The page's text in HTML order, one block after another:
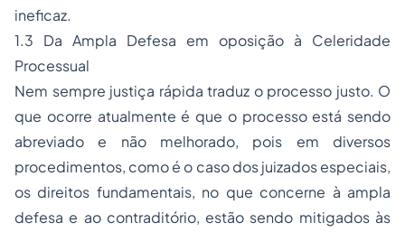
ineficaz.
1.3 Da Ampla Defesa em oposição à Celeridade
Processual
Nem sempre justiça rápida traduz o processo justo. O
que ocorre atualmente é que o processo está sendo
abreviado e não melhorado, pois em diversos
procedimentos, como é o caso dos juizados especiais,
os direitos fundamentais, no que concerne à ampla
defesa e ao contraditório, estão sendo mitigados às